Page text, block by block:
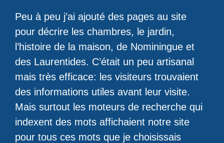
Peu à peu j’ai ajouté des pages au site
pour décrire les chambres, le jardin,
l’histoire de la maison, de Nominingue et
des Laurentides. C’était un peu artisanal
mais très efficace: les visiteurs trouvaient
des informations utiles avant leur visite.
Mais surtout les moteurs de recherche qui
indexent des mots affichaient notre site
pour tous ces mots que je choisissais